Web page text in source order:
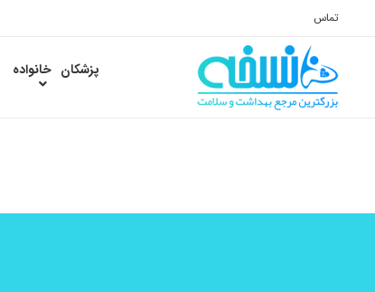
تماس
پزشکان خانواده